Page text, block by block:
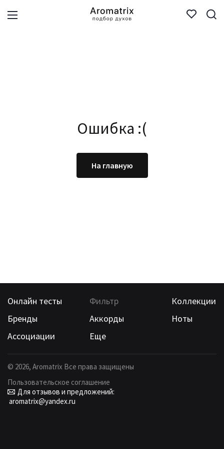
Ошибка :(
На главную
Онлайн тесты Фильтр
Коллекции
Бренды
Аккорды
Ноты
Ассоциации
Еще
© 2026, Aromatrix Все права защищены
Пользовательское соглашение
Для отзывов и предложений:
aromatrix@yandex.ru